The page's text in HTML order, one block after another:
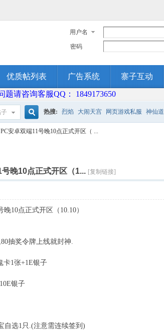
用户名
密码
优质帖列表 广告系统 寨子互动
题请咨询客服QQ： 1849173650
搜
索
热搜: 烈焰 大闹天宫 网页游戏私服 神仙道
安卓双端11号晚10点正式开区（ ...
号晚10点正式开区（1... [复制链接]
10点正式开区（10.10）
抽奖令牌上线就封神.
卡1张+1E银子
银子
自选1只.(注意需连续签到)